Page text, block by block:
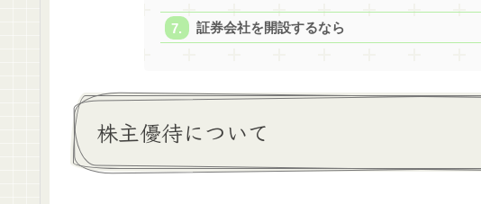
証券会社を開設するなら
株主優待について